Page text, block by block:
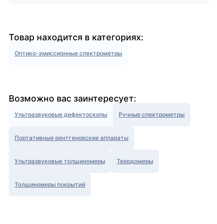
Товар находится в категориях:
Оптико-эмиссионные спектрометры
Возможно вас заинтересует:
Ультразвуковые дефектоскопы Ручные спектрометры
Портативные рентгеновские аппараты
Ультразвуковые толщиномеры Твердомеры
Толщиномеры покрытий